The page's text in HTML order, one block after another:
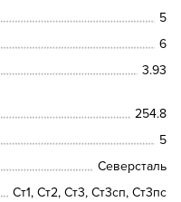
5
6
3.93
254.8
5
Северсталь
Ст1, Ст2, Ст3, Ст3сп, Ст3пс